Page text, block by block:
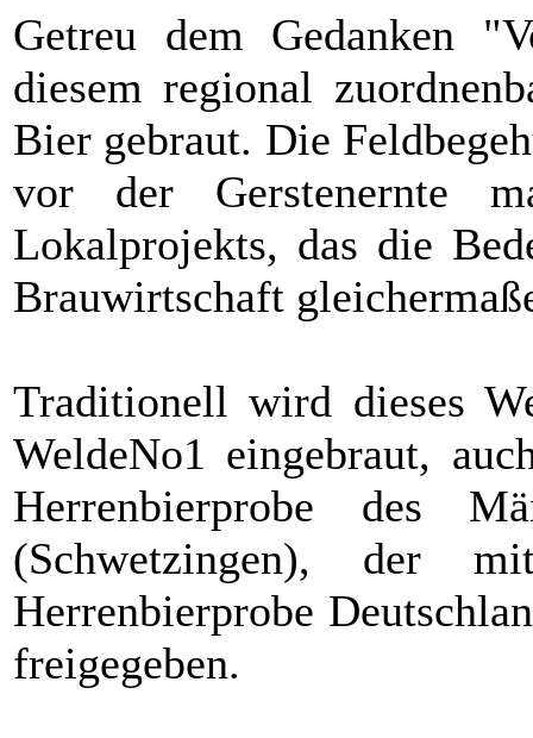
Getreu dem Gedanken
diesem regional
Bier gebraut. Die
vor der Gerstenernte
Lokalprojekts, das die
Brauwirtschaft
Traditionell wird dieses
WeldeNo1 eingebraut,
Herrenbierprobe des
(Schwetzingen), der
Herrenbierprobe
freigegeben.